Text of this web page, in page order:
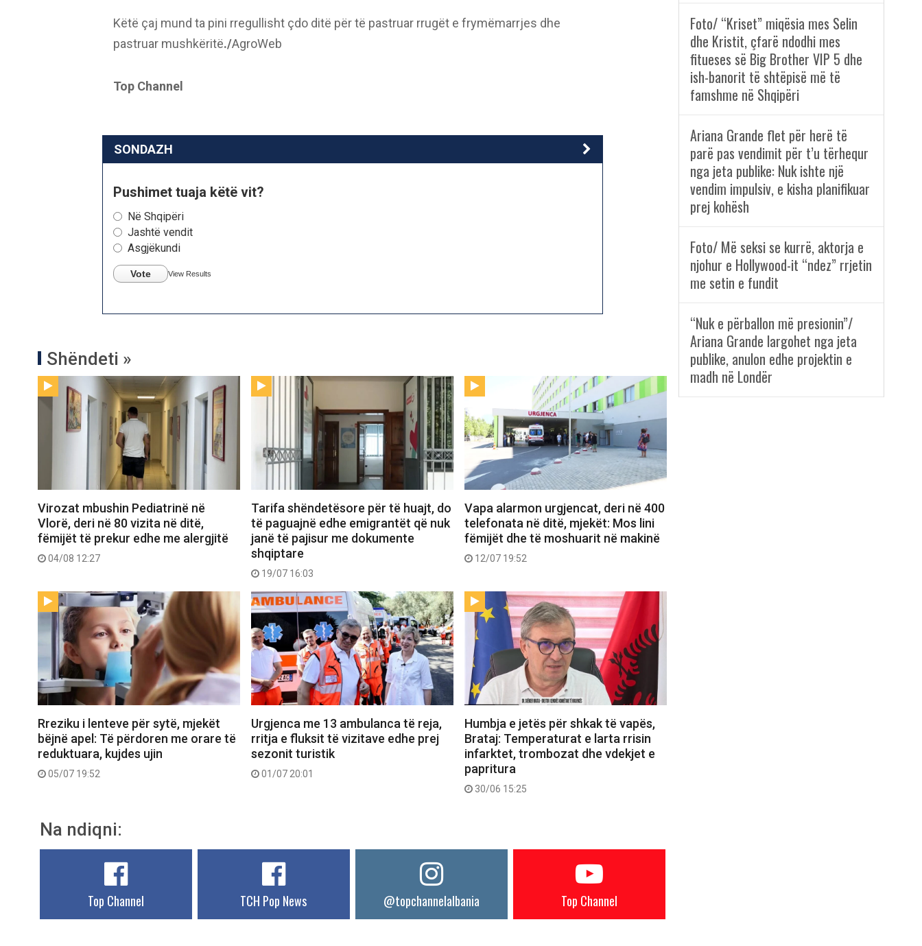
Këtë çaj mund ta pini rregullisht çdo ditë për të pastruar rrugët e frymëmarrjes dhe
pastruar mushkëritë./AgroWeb
Top Channel
SONDAZH
Pushimet tuaja këtë vit?
Në Shqipëri
Jashtë vendit
Asgjëkundi
Vote View Results
Shëndeti »
Virozat mbushin Pediatrinë në
Vlorë, deri në 80 vizita në ditë,
fëmijët të prekur edhe me alergjitë
04/08 12:27
Tarifa shëndetësore për të huajt, do
të paguajnë edhe emigrantët që nuk
janë të pajisur me dokumente
shqiptare
19/07 16:03
Vapa alarmon urgjencat, deri në 400
telefonata në ditë, mjekët: Mos lini
fëmijët dhe të moshuarit në makinë
12/07 19:52
Rreziku i lenteve për sytë, mjekët
bëjnë apel: Të përdoren me orare të
reduktuara, kujdes ujin
05/07 19:52
Urgjenca me 13 ambulanca të reja,
rritja e fluksit të vizitave edhe prej
sezonit turistik
01/07 20:01
Humbja e jetës për shkak të vapës,
Brataj: Temperaturat e larta rrisin
infarktet, trombozat dhe vdekjet e
papritura
30/06 15:25
Na ndiqni:
Top Channel TCH Pop News @topchannelalbania Top Channel
Foto/ “Kriset” miqësia mes Selin
dhe Kristit, çfarë ndodhi mes
fitueses së Big Brother VIP 5 dhe
ish-banorit të shtëpisë më të
famshme në Shqipëri
Ariana Grande flet për herë të
parë pas vendimit për t’u tërhequr
nga jeta publike: Nuk ishte një
vendim impulsiv, e kisha planifikuar
prej kohësh
Foto/ Më seksi se kurrë, aktorja e
njohur e Hollywood-it “ndez” rrjetin
me setin e fundit
“Nuk e përballon më presionin”/
Ariana Grande largohet nga jeta
publike, anulon edhe projektin e
madh në Londër